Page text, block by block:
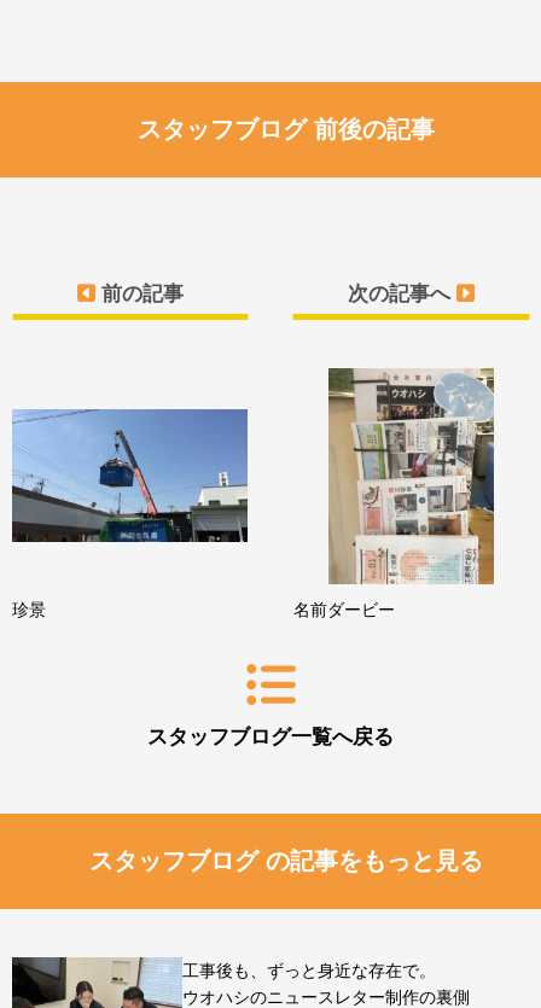
スタッフブログ 前後の記事
前の記事
珍景
スタッフブログ一覧へ戻る
次の記事へ
名前ダービー
スタッフブログ の記事をもっと見る
工事後も、ずっと身近な存在で。
ウオハシのニュースレター制作の裏側